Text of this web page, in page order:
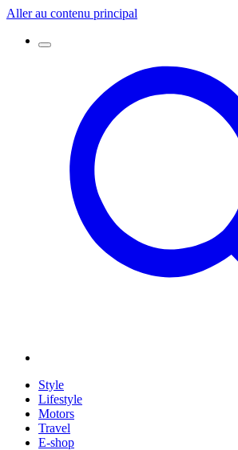
Aller au contenu principal
Style
Lifestyle
Motors
Travel
E-shop